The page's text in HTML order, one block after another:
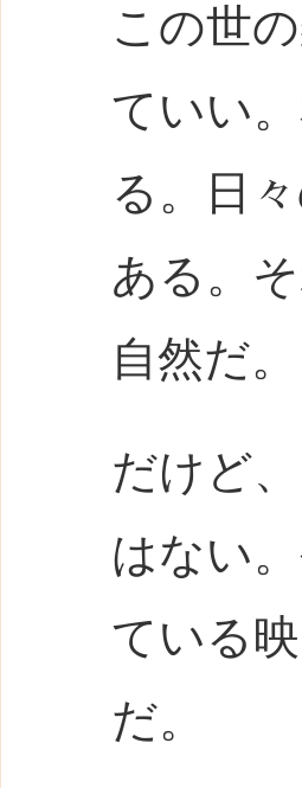
この世
ていい
る。日
ある。
自然だ。
だけど
はない
ている
だ。